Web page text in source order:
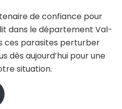
de confiance pour
dans le département Val-
ces parasites perturber
dès aujourd’hui pour une
situation.